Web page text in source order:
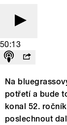
50:13
Na
potřetí a bude
konal 52.
poslechnout